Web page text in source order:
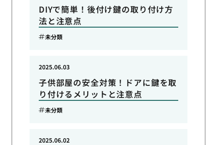
DIYで簡単！後付け鍵の取り付け方
法と注意点
未分類
子供部屋の安全対策！ドアに鍵を取
り付けるメリットと注意点
2025.06.03
未分類
2025.06.02